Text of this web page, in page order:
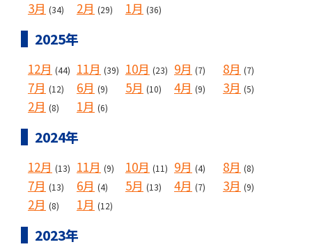
3月 (34) 2月 (29) 1月 (36)
2025年
12月 (44) 11月 (39) 10月 (23) 9月 (7) 8月 (7)
7月 (12) 6月 (9) 5月 (10) 4月 (9) 3月 (5)
2月 (8) 1月 (6)
2024年
12月 (13) 11月 (9) 10月 (11) 9月 (4) 8月 (8)
7月 (13) 6月 (4) 5月 (13) 4月 (7) 3月 (9)
2月 (8) 1月 (12)
2023年